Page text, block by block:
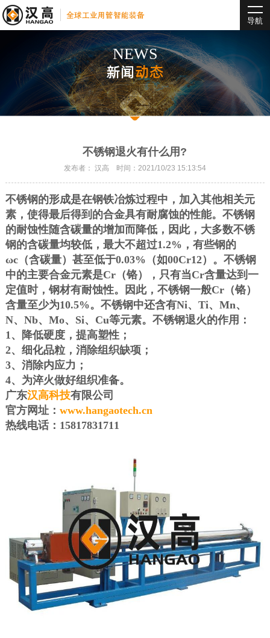
导航
NEWS
新闻动态
不锈钢退火有什么用?
发布者： 汉高 时间：2021/10/23 15:13:54
不锈钢的形成是在钢铁冶炼过程中，加入其他相关元
素，使得最后得到的合金具有耐腐蚀的性能。不锈钢
的耐蚀性随含碳量的增加而降低，因此，大多数不锈
钢的含碳量均较低，最大不超过1.2% ，有些钢的
ωc（含碳量）甚至低于0.03% （如00Cr12）。不锈钢
中的主要合金元素是Cr（铬），只有当Cr含量达到一
定值时，钢材有耐蚀性。因此，不锈钢一般Cr（铬）
含量至少为10.5%。不锈钢中还含有Ni、 Ti、 Mn、
N、 Nb、 Mo、 Si、 Cu等元素。不锈钢退火的作用：
1、降低硬度，提高塑性；
2、细化品粒，消除组织缺项；
3、消除内应力；
4、为淬火做好组织准备。
广东汉高科技有限公司
官方网址： www.hangaotech.cn
热线电话： 15817831711